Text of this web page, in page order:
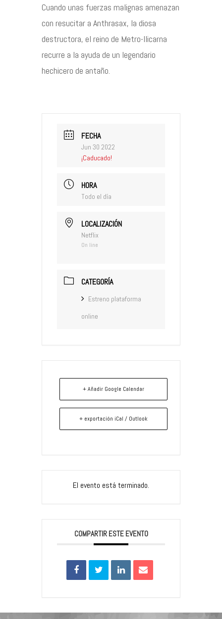
Cuando unas fuerzas malignas amenazan
con resucitar a Anthrasax, la diosa
destructora, el reino de Metro-llicarna
recurre a la ayuda de un legendario
hechicero de antaño.
FECHA
Jun 30 2022
¡Caducado!
HORA
Todo el día
LOCALIZACIÓN
Netflix
On line
CATEGORÍA
Estreno plataforma
online
+ Añadir Google Calendar
+ exportación iCal / Outlook
El evento está terminado.
COMPARTIR ESTE EVENTO